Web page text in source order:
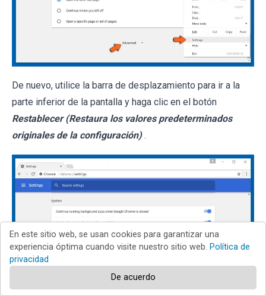
De nuevo, utilice la barra de desplazamiento para ir a la
parte inferior de la pantalla y haga clic en el botón
Restablecer (Restaura los valores predeterminados
originales de la configuración) .
En este sitio web, se usan cookies para garantizar una
experiencia óptima cuando visite nuestro sitio web. Política de
privacidad
De acuerdo